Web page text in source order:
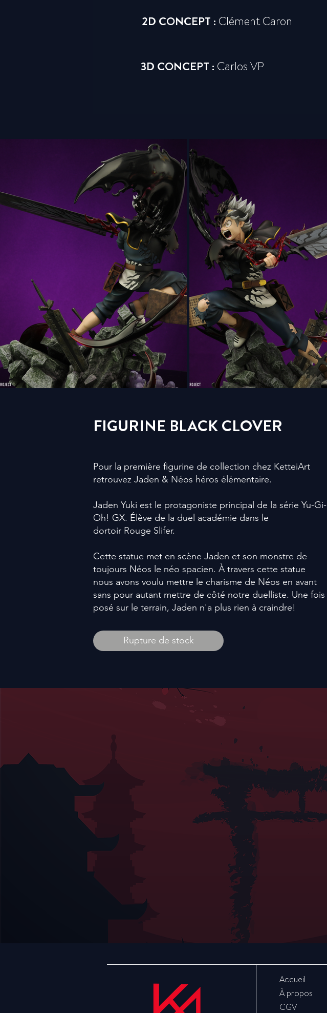
2D CONCEPT : Clément Caron
3D CONCEPT : Carlos VP
Pour la première figurine de collection chez KetteiArt
retrouvez Jaden & Néos héros élémentaire.
Jaden Yuki est le protagoniste principal de la série Yu-Gi-
Oh! GX. Élève de la duel académie dans le
dortoir Rouge Slifer.
Cette statue met en scène Jaden et son monstre de
toujours Néos le néo spacien. À travers cette statue
nous avons voulu mettre le charisme de Néos en avant
sans pour autant mettre de côté notre duelliste. Une fois
posé sur le terrain, Jaden n'a plus rien à craindre!
Rupture de stock
FIGURINE BLACK CLOVER
Accueil
À propos
CGV